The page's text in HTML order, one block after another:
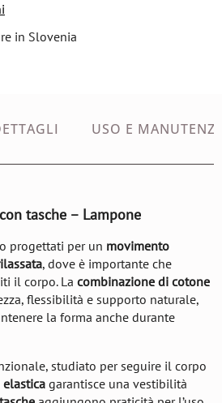
in Slovenia
USO E
tasche – Lampone
progettati per un movimento
, dove è importante che
il corpo. La combinazione di cotone
flessibilità e supporto naturale,
la forma anche durante
studiato per seguire il corpo
garantisce una vestibilità